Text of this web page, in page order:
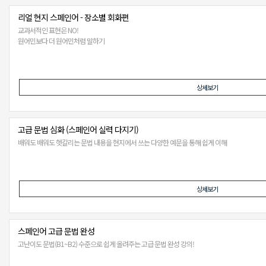
리얼 현지 스페인어 - 장소별 회화편
교과서적인 표현은 NO!
원어민보다 더 원어민처럼 말하기
상세보기
고급 문법 심화 (스페인어 실력 다지기)
배워도 배워도 헷갈리는 문법 내용을 현지에서 쓰는 다양한 예문을 통해 쉽게 이해
상세보기
스페인어 고급 문법 완성
고난이도 문법(B1~B2) 수준으로 쉽게 올려주는 고급 문법 완성 강의!